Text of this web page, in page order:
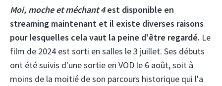
Moi, moche et méchant 4est disponible en
streaming maintenant et il existe diverses raisons
pour lesquelles cela vaut la peine d'être regardé. Le
film de 2024 est sorti en salles le 3 juillet. Ses débuts
ont été suivis d'une sortie en VOD le 6 août, soit à
moins de la moitié de son parcours historique qui l'a